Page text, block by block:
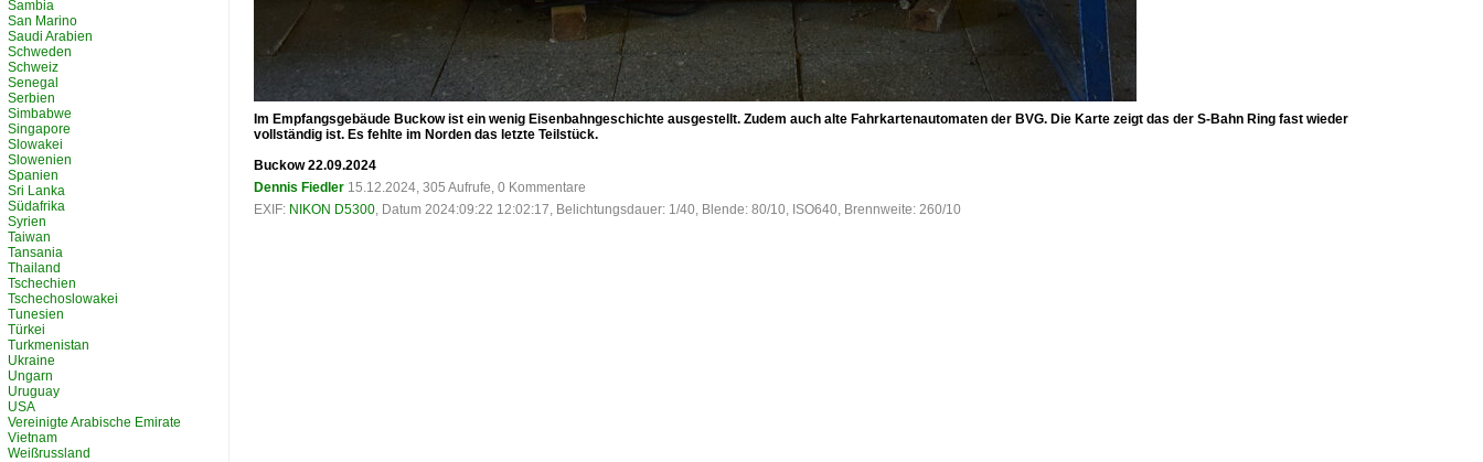
Im Empfangsgebäude Buckow ist ein wenig Eisenbahngeschichte ausgestellt. Zudem auch alte Fahrkartenautomaten der BVG. Die Karte zeigt das der S-Bahn Ring fast wieder
vollständig ist. Es fehlte im Norden das letzte Teilstück.
Buckow 22.09.2024
Dennis Fiedler 15.12.2024, 305 Aufrufe, 0 Kommentare
EXIF: NIKON D5300, Datum 2024:09:22 12:02:17, Belichtungsdauer: 1/40, Blende: 80/10, ISO640, Brennweite: 260/10
Sambia
San Marino
Saudi Arabien
Schweden
Schweiz
Senegal
Serbien
Simbabwe
Singapore
Slowakei
Slowenien
Spanien
Sri Lanka
Südafrika
Syrien
Taiwan
Tansania
Thailand
Tschechien
Tschechoslowakei
Tunesien
Türkei
Turkmenistan
Ukraine
Ungarn
Uruguay
USA
Vereinigte Arabische Emirate
Vietnam
Weißrussland